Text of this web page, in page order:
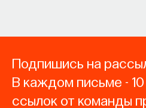
Подпишись на
В каждом письме -
ссылок от команды